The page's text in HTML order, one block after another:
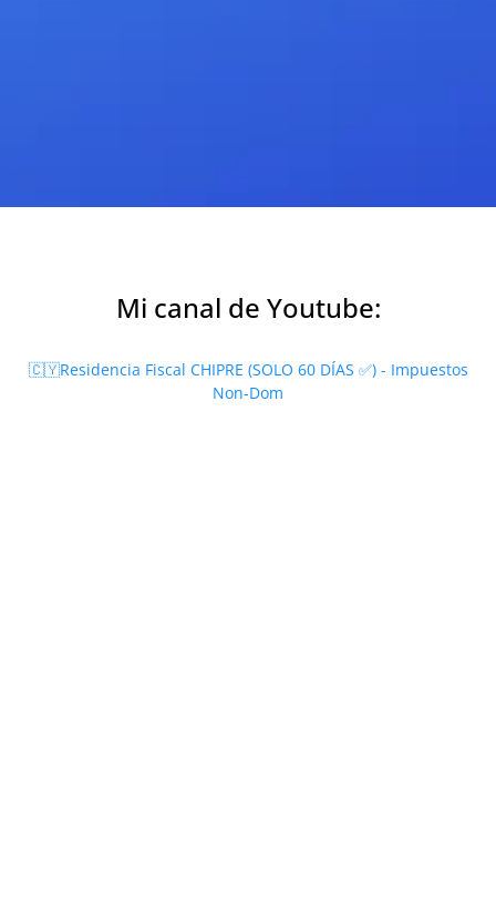
Mi canal de Youtube:
🇨🇾Residencia Fiscal CHIPRE (SOLO 60 DÍAS ✅) - Impuestos
Non-Dom